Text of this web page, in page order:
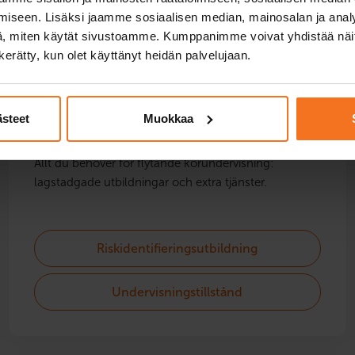
Lisäksi jaamme sosiaalisen median, mainosalan ja
miten käytät sivustoamme. Kumppanimme voivat yhdistää
kun olet käyttänyt heidän palvelujaan.
Muokkaa
Undervisningstillstånd
Allt du behöver för flytande körundervisning:
lagstadgade utbildningar och extra tjänster.
Riskidentifieringsutbildning
Undervisningstillstånd